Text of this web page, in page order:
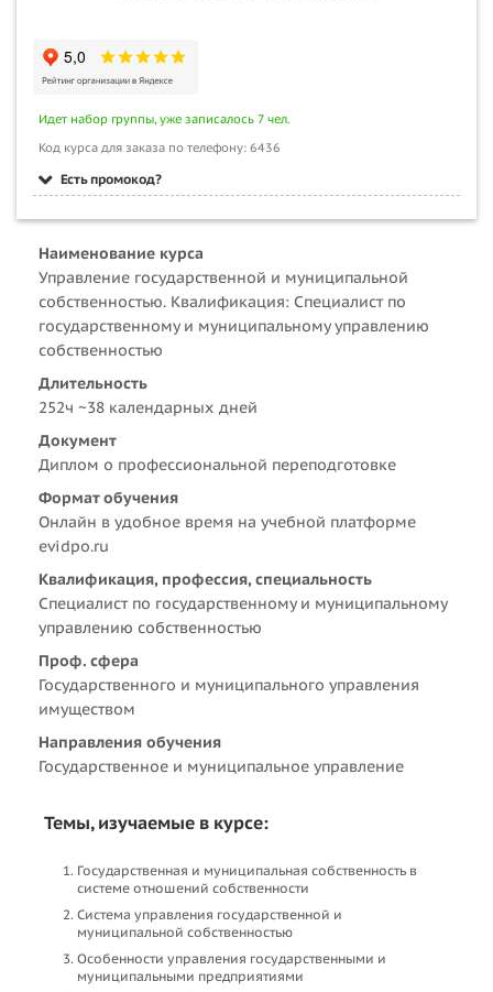
Идет набор группы, уже записалось 7 чел.
Код курса для заказа по телефону: 6436
Есть промокод?
Наименование курса
Управление государственной и муниципальной
собственностью. Квалификация: Специалист по
государственному и муниципальному управлению
собственностью
Длительность
252ч ~38 календарных дней
Документ
Диплом о профессиональной переподготовке
Формат обучения
Онлайн в удобное время на учебной платформе
evidpo.ru
Квалификация, профессия, специальность
Специалист по государственному и муниципальному
управлению собственностью
Проф. сфера
Государственного и муниципального управления
имуществом
Направления обучения
Государственное и муниципальное управление
Темы, изучаемые в курсе:
Государственная и муниципальная собственность в
системе отношений собственности
Система управления государственной и
муниципальной собственностью
Особенности управления государственными и
муниципальными предприятиями